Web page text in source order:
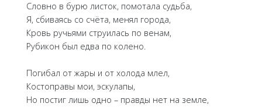
Словно в бурю листок, помотала судьба,
Я, сбиваясь со счёта, менял города,
Кровь ручьями струилась по венам,
Рубикон был едва по колено.
Погибал от жары и от холода млел,
Костоправы мои, эскулапы,
Но постиг лишь одно – правды нет на земле,